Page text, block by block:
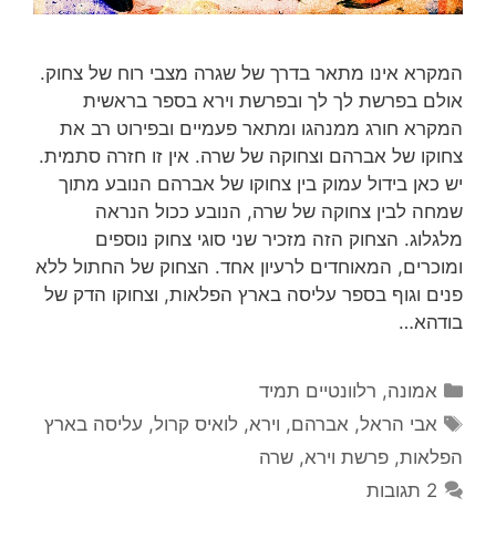
המקרא אינו מתאר בדרך של שגרה מצבי רוח של צחוק.
אולם בפרשת לך לך ובפרשת וירא בספר בראשית
המקרא חורג ממנהגו ומתאר פעמיים ובפירוט רב את
צחוקו של אברהם וצחוקה של שרה. אין זו חזרה סתמית.
יש כאן בידול עמוק בין צחוקו של אברהם הנובע מתוך
שמחה לבין צחוקה של שרה, הנובע ככול הנראה
מלגלוג. הצחוק הזה מזכיר שני סוגי צחוק נוספים
ומוכרים, המאוחדים לרעיון אחד. הצחוק של החתול ללא
פנים וגוף בספר עליסה בארץ הפלאות, וצחוקו הדק של
בודהא…
קטגוריות
אמונה, רלוונטיים תמיד
תגיות
אבי הראל, אברהם, וירא, לואיס קרול, עליסה בארץ
הפלאות, פרשת וירא, שרה
2 תגובות